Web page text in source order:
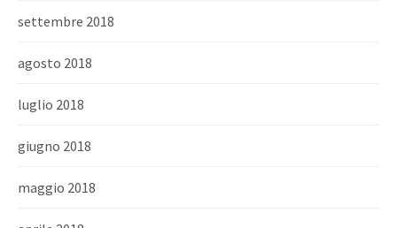
settembre 2018
agosto 2018
luglio 2018
giugno 2018
maggio 2018